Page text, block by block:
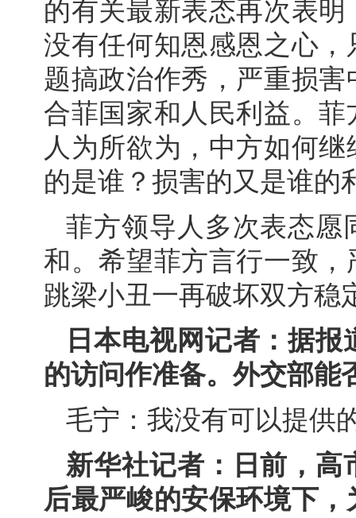
的有关最新表态再次表
没有任何知恩感恩之心
题搞政治作秀，严重损
合菲国家和人民利益。
人为所欲为，中方如何
的是谁？损害的又是谁的
菲方领导人多次表态愿
和。希望菲方言行一致
跳梁小丑一再破坏双方稳
日本电视网记者：据
的访问作准备。外交部能
毛宁：我没有可以提供
新华社记者：日前，
后最严峻的安保环境下